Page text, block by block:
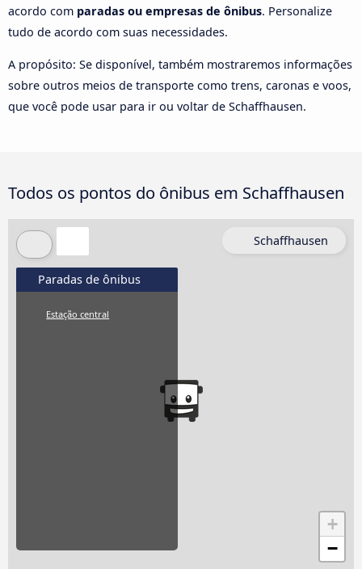
acordo com paradas ou empresas de ônibus. Personalize
tudo de acordo com suas necessidades.
A propósito: Se disponível, também mostraremos informações
sobre outros meios de transporte como trens, caronas e voos,
que você pode usar para ir ou voltar de Schaffhausen.
Todos os pontos do ônibus em Schaffhausen
+
−
Paradas de ônibus
Estação central
Schaffhausen